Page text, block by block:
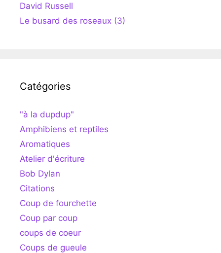
David Russell
Le busard des roseaux (3)
Catégories
"à la dupdup"
Amphibiens et reptiles
Aromatiques
Atelier d'écriture
Bob Dylan
Citations
Coup de fourchette
Coup par coup
coups de coeur
Coups de gueule